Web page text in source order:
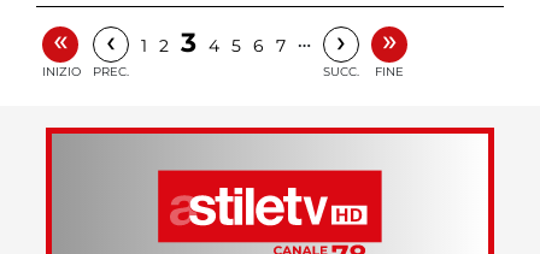
«
INIZIO
‹
PREC.
1 2 3 4 5 6 7 … ›
SUCC.
»
FINE